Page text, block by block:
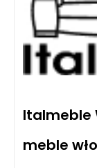
Italmeble
meble